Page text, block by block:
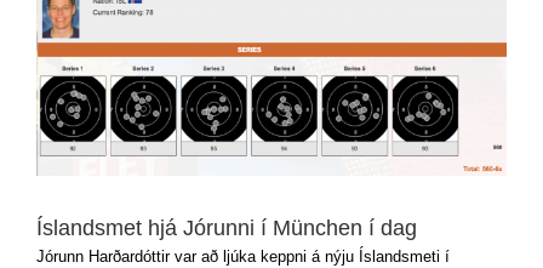
Íslandsmet hjá Jórunni í München í dag
Jórunn Harðardóttir var að ljúka keppni á nýju Íslandsmeti í